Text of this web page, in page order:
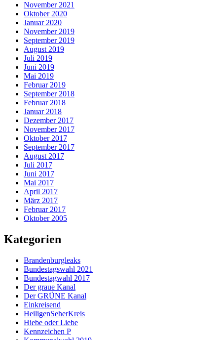
November 2021
Oktober 2020
Januar 2020
November 2019
September 2019
August 2019
Juli 2019
Juni 2019
Mai 2019
Februar 2019
September 2018
Februar 2018
Januar 2018
Dezember 2017
November 2017
Oktober 2017
September 2017
August 2017
Juli 2017
Juni 2017
Mai 2017
April 2017
März 2017
Februar 2017
Oktober 2005
Kategorien
Brandenburgleaks
Bundestagswahl 2021
Bundestagwahl 2017
Der graue Kanal
Der GRÜNE Kanal
Einkreisend
HeiligenSeherKreis
Hiebe oder Liebe
Kennzeichen P